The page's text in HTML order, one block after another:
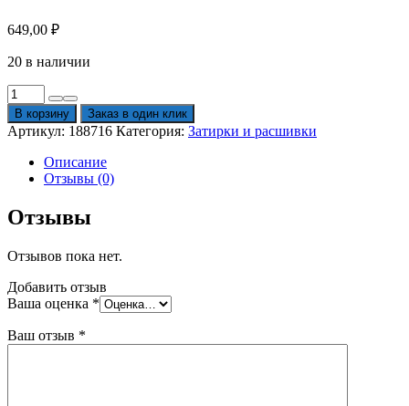
649,00 ₽
20 в наличии
Количество
товара
Затирка
цементная
узких
Ceresit
СЕ33
белая
кг
В корзину Заказ в один клик
Артикул: 188716 Категория: Затирки и расшивки
Описание
Отзывы (0)
Отзывы
Отзывов пока нет.
Добавить отзыв
Ваша оценка *
Ваш отзыв *